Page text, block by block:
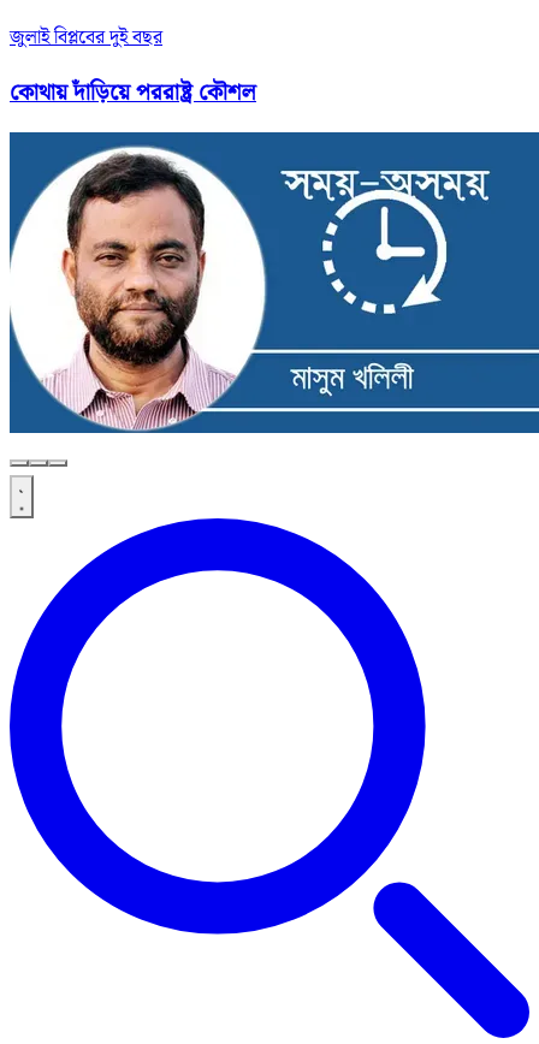
জুলাই বিপ্লবের দুই বছর
কোথায় দাঁড়িয়ে পররাষ্ট্র কৌশল